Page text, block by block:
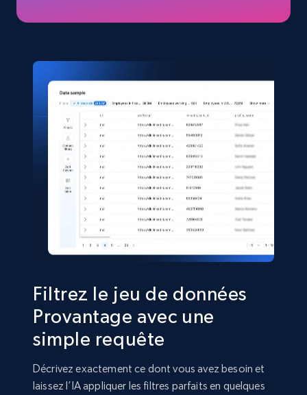
5.4K+
Shein- Products
Product name, Description, Initial price, Final
price, Currency, In stock, Color, Size, and more.
eCommerce
Amazon sellers info
info, Stars, Feedbacks, Return policy, and more.
Filtrez le jeu de données
Provantage avec une
simple requête
Décrivez exactement ce dont vous avez besoin et
laissez l’IA appliquer les filtres parfaits en quelques